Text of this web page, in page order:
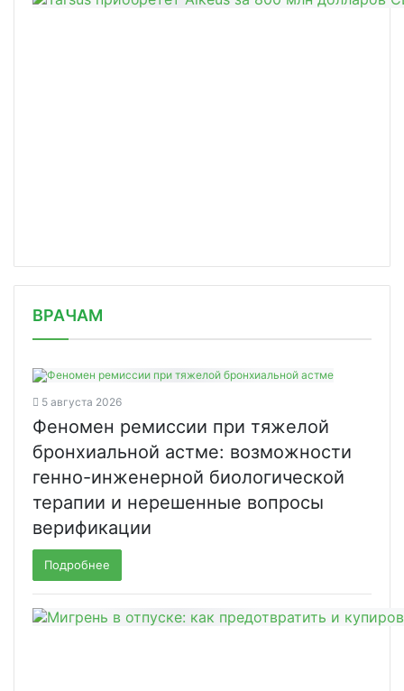
ВРАЧАМ
5 августа 2026
Феномен ремиссии при тяжелой
бронхиальной астме: возможности
генно-инженерной биологической
терапии и нерешенные вопросы
верификации
Подробнее